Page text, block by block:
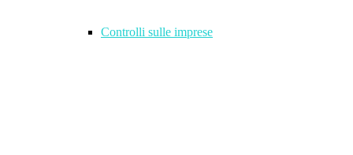
Controlli sulle imprese